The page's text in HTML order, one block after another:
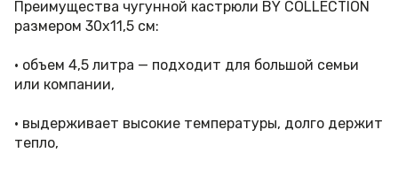
Преимущества чугунной кастрюли BY COLLECTION
размером 30х11,5 см:
• объем 4,5 литра — подходит для большой семьи
или компании,
• выдерживает высокие температуры, долго держит
тепло,